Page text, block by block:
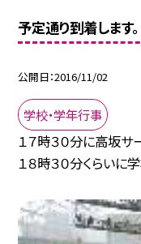
予定通り到着します。
公開日 2016/11/02
学校・学年行事
１７時３０分に高坂サ
１８時３０分くらいに